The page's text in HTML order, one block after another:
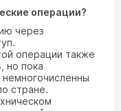
операции?
через
операции также
но пока
стране.